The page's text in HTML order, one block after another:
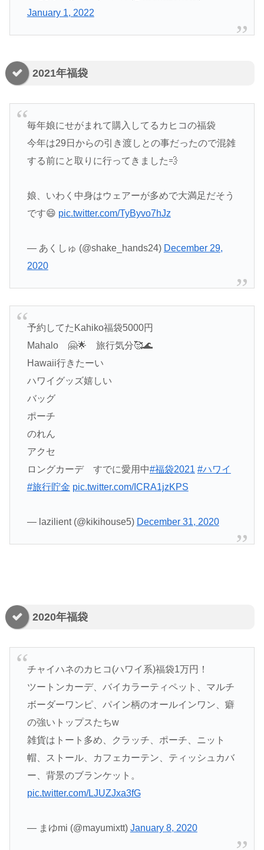
January 1, 2022
2021年福袋
毎年娘にせがまれて購入してるカヒコの福袋
今年は29日からの引き渡しとの事だったので混雑
する前にと取りに行ってきました💨
娘、いわく中身はウェアーが多めで大満足だそう
です😄 pic.twitter.com/TyByvo7hJz
— あくしゅ (@shake_hands24) December 29,
2020
予約してたKahiko福袋5000円
Mahalo 🤗🌟 旅行気分🥰🌊
Hawaii行きたーい
ハワイグッズ嬉しい
バッグ
ポーチ
のれん
アクセ
ロングカーデ すでに愛用中#福袋2021 #ハワイ
#旅行貯金 pic.twitter.com/ICRA1jzKPS
— lazilient (@kikihouse5) December 31, 2020
2020年福袋
チャイハネのカヒコ(ハワイ系)福袋1万円！
ツートンカーデ、バイカラーティペット、マルチ
ボーダーワンピ、パイン柄のオールインワン、癖
の強いトップスたちw
雑貨はトート多め、クラッチ、ポーチ、ニット
帽、ストール、カフェカーテン、ティッシュカバ
ー、背景のブランケット。
pic.twitter.com/LJUZJxa3fG
— まゆmi (@mayumixtt) January 8, 2020